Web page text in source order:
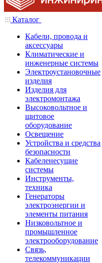
Каталог
Кабели, провода и
аксессуары
Климатические и
инженерные системы
Электроустановочные
изделия
Изделия для
электромонтажа
Высоковольтное и
щитовое
оборудование
Освещение
Устройства и средства
безопасности
Кабеленесущие
системы
Инструменты,
техника
Генераторы
электроэнергии и
элементы питания
Низковольтное и
промышленное
электрооборудование
Связь,
телекоммуникации